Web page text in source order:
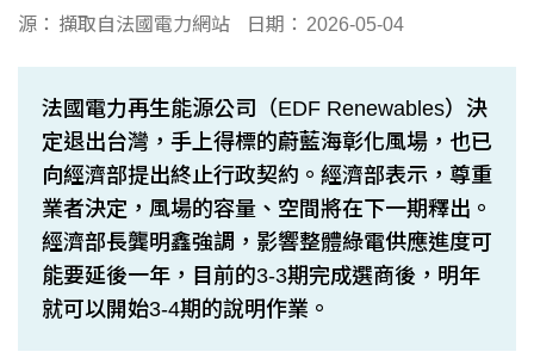
源： 擷取自法國電力網站 日期： 2026-05-04
法國電力再生能源公司（EDF Renewables）決
定退出台灣，手上得標的蔚藍海彰化風場，也已
向經濟部提出終止行政契約。經濟部表示，尊重
業者決定，風場的容量、空間將在下一期釋出。
經濟部長龔明鑫強調，影響整體綠電供應進度可
能要延後一年，目前的3-3期完成選商後，明年
就可以開始3-4期的說明作業。